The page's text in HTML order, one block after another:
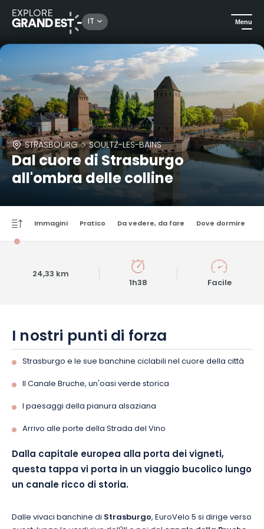
IT Menu
STRASBOURG SOULTZ-LES-BAINS
Dal cuore di Strasburgo
all'ombra delle colline
Immagini Pratico Da vedere, da fare Dove dormire
24,33 km
1h38 Facile
I nostri punti di forza
Strasburgo e le sue banchine ciclabili nel cuore della città
Il Canale Bruche, un'oasi verde storica
I paesaggi della pianura alsaziana
Arrivo alle porte della Strada del Vino
Dalla capitale europea alla porta dei vigneti,
questa tappa vi porta in un viaggio bucolico lungo
un canale ricco di storia.
Dalle vivaci banchine di Strasburgo, EuroVelo 5 si dirige verso